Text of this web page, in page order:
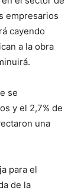
empresarios
cayendo
a la obra
se
y el 2,7% de
una
para el
de la